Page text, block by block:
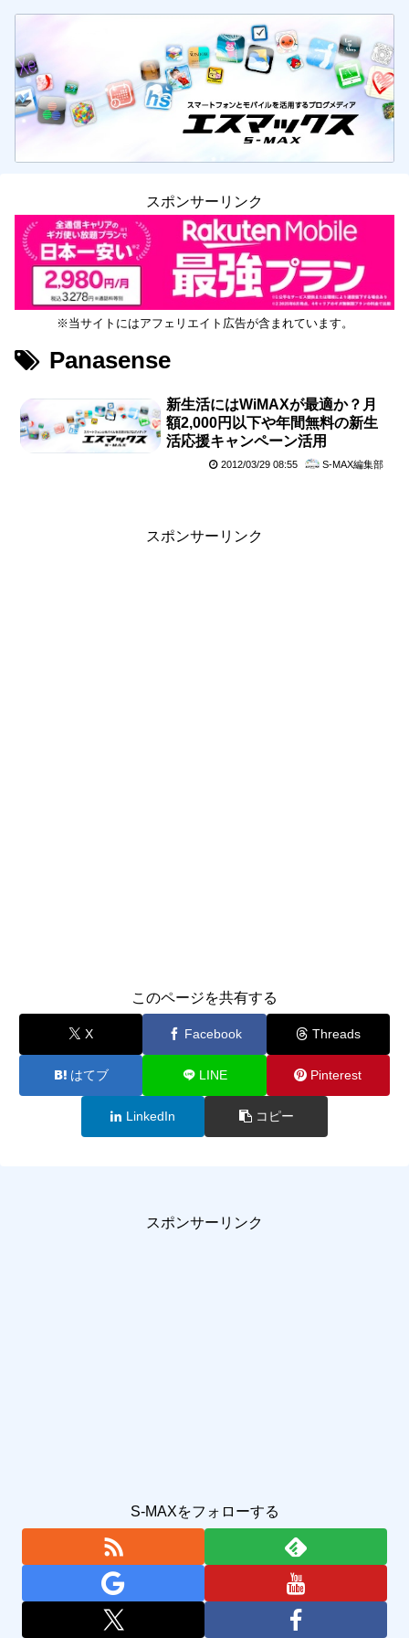
スポンサーリンク
※当サイトにはアフェリエイト広告が含まれています。
Panasense
新生活にはWiMAXが最適か？月
額2,000円以下や年間無料の新生
活応援キャンペーン活用
2012/03/29 08:55 S-MAX編集部
スポンサーリンク
このページを共有する
X Facebook Threads
はてブ LINE Pinterest
LinkedIn コピー
スポンサーリンク
S-MAXをフォローする